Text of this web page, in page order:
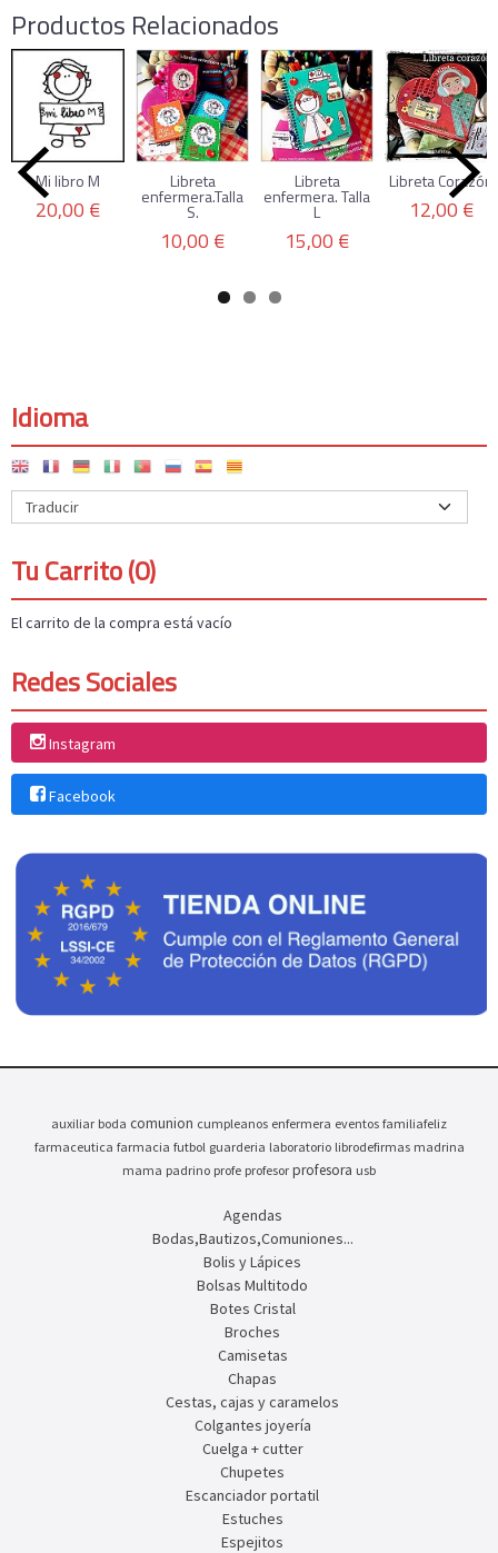
Idioma
Tu Carrito (0)
El carrito de la compra está vacío
Redes Sociales
Instagram
Facebook
Productos Relacionados
Mi libro M
20,00 €
Libreta
enfermera.Talla
S.
10,00 €
Libreta
enfermera. Talla
L
15,00 €
Libreta Corazón
12,00 €
auxiliar boda comunion cumpleanos enfermera eventos familiafeliz
farmaceutica farmacia futbol guarderia laboratorio librodefirmas madrina
mama padrino profe profesor profesora usb
Agendas
Bodas,Bautizos,Comuniones...
Bolis y Lápices
Bolsas Multitodo
Botes Cristal
Broches
Camisetas
Chapas
Cestas, cajas y caramelos
Colgantes joyería
Cuelga + cutter
Chupetes
Escanciador portatil
Estuches
Espejitos